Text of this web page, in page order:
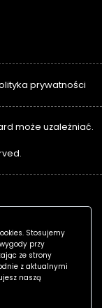
prywatności
może uzależniać.
Stosujemy
przy
ze strony
z aktualnymi
naszą